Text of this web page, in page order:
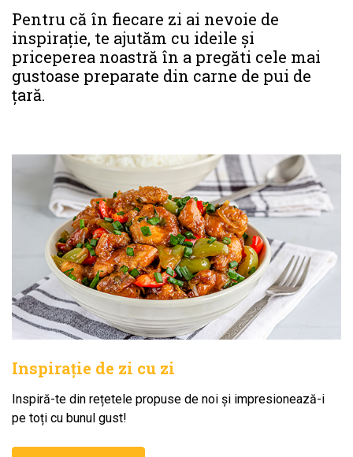
Pentru că în fiecare zi ai nevoie de
inspirație, te ajutăm cu ideile și
priceperea noastră în a pregăti cele mai
gustoase preparate din carne de pui de
țară.
Inspirație de zi cu zi
Inspiră-te din rețetele propuse de noi și impresionează-i
pe toți cu bunul gust!